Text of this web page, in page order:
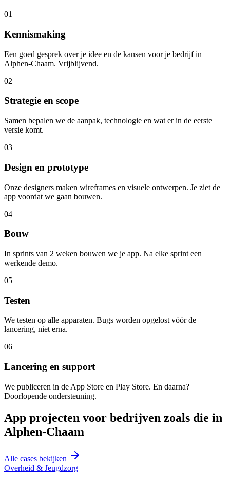
01
Kennismaking
Een goed gesprek over je idee en de kansen voor je bedrijf in
Alphen-Chaam. Vrijblijvend.
02
Strategie en scope
Samen bepalen we de aanpak, technologie en wat er in de eerste
versie komt.
03
Design en prototype
Onze designers maken wireframes en visuele ontwerpen. Je ziet de
app voordat we gaan bouwen.
04
Bouw
In sprints van 2 weken bouwen we je app. Na elke sprint een
werkende demo.
05
Testen
We testen op alle apparaten. Bugs worden opgelost vóór de
lancering, niet erna.
06
Lancering en support
We publiceren in de App Store en Play Store. En daarna?
Doorlopende ondersteuning.
App projecten voor bedrijven zoals die in
Alphen-Chaam
Alle cases bekijken
Overheid & Jeugdzorg